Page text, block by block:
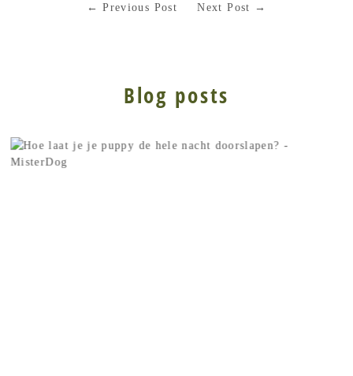
←Previous Post Next Post →
Blog posts